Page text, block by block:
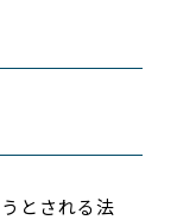
とされる法